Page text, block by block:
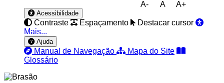
A- A A+
Acessibilidade
Contraste Espaçamento
Destacar cursor
Mais...
Ajuda
Manual de Navegação
Mapa do Site
Glossário